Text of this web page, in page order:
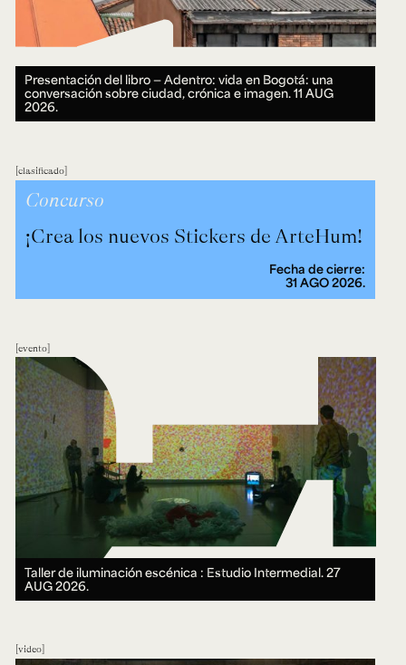
Presentación del libro — Adentro: vida en Bogotá: una
conversación sobre ciudad, crónica e imagen.11 AUG
2026.
clasificado
Concurso
¡Crea los nuevos Stickers de ArteHum!
Fecha de cierre:
31 AGO 2026.
evento
Taller de iluminación escénica : Estudio Intermedial.27
AUG 2026.
video